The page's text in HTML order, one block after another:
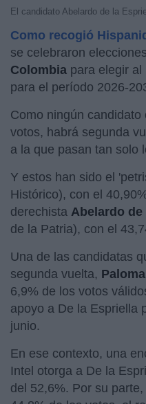
El candidato Abelardo de la
Como recogió
se celebraron
Colombia para elegir al
para el período 2026-
Como ningún
votos, habrá segunda
a la que pasan tan solo
Y estos han sido el
Histórico), con el
derechista Abelardo
de la Patria), con el
Una de las candidatas
segunda vuelta,
6,9% de los votos
apoyo a De la Espriella
junio.
En ese contexto, una
Intel otorga a De la
del 52,6%. Por su